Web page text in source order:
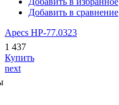
Добавить в сравнение
Apecs HP-77.0323
1 437
Купить
next